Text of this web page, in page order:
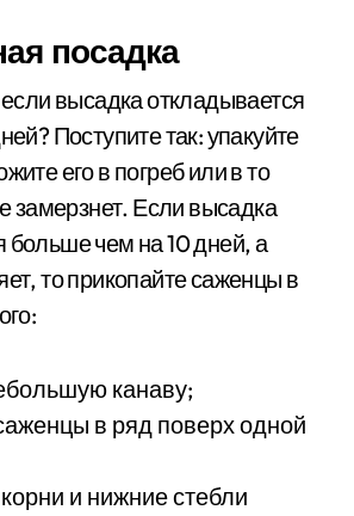
посадка
высадка откладывается
Поступите так: упакуйте
его в погреб или в то
замерзнет. Если высадка
больше чем на 10 дней, а
то прикопайте саженцы в
канаву;
в ряд поверх одной
и нижние стебли